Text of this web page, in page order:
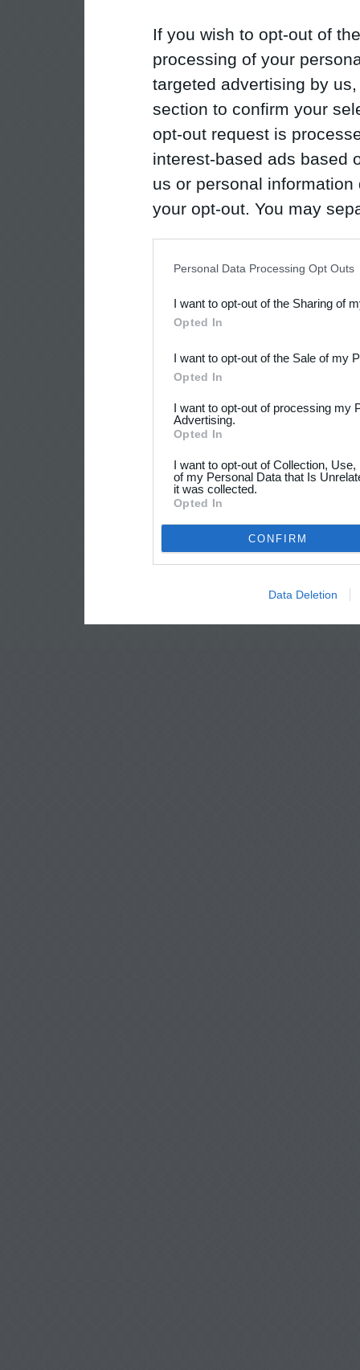
If you wish to opt-out of
processing of your
targeted advertising by
section to confirm your
opt-out request is
interest-based ads based
us or personal
your opt-out. You may
Downstream Participants
third parties.
Personal Data Processing Opt Outs
I want to opt-out of the Sharing of
Opted In
I want to opt-out of the Sale of my
Opted In
I want to opt-out of processing my
Advertising.
Opted In
I want to opt-out of Collection,
of my Personal Data that Is
it was collected.
Opted In
CONFIRM
Data Deletion